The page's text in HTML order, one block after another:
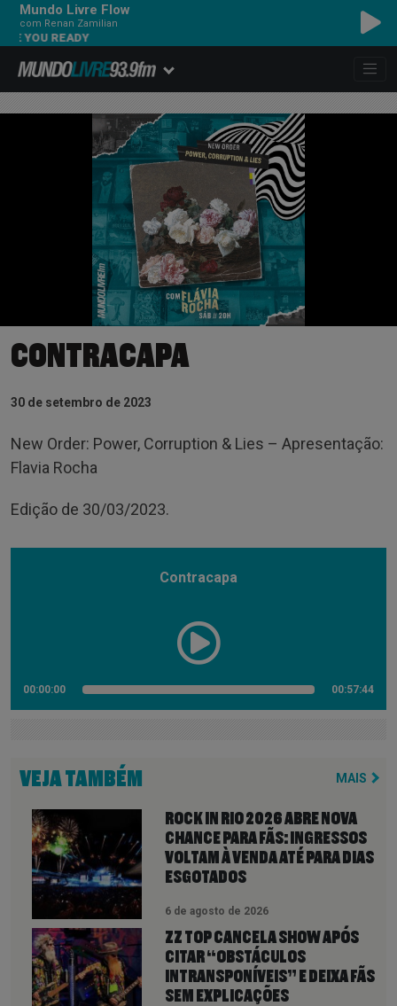
Mundo Livre Flow
com Renan Zamilian
YOU READY
CONTRACAPA
30 de setembro de 2023
New Order: Power, Corruption & Lies – Apresentação:
Flavia Rocha
Edição de 30/03/2023.
Contracapa
00:00:00 00:57:44
VEJA TAMBÉM MAIS
ROCK IN RIO 2026 ABRE NOVA
CHANCE PARA FÃS: INGRESSOS
VOLTAM À VENDA ATÉ PARA DIAS
ESGOTADOS
6 de agosto de 2026
ZZ TOP CANCELA SHOW APÓS
CITAR “OBSTÁCULOS
INTRANSPONÍVEIS” E DEIXA FÃS
SEM EXPLICAÇÕES